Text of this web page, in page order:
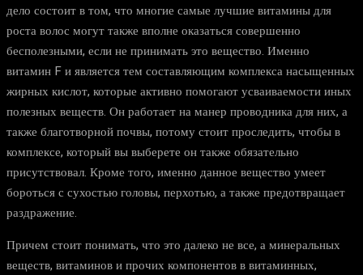
дело состоит в том, что многие самые лучшие витамины для
роста волос могут также вполне оказаться совершенно
бесполезными, если не принимать это вещество. Именно
витамин F и является тем составляющим комплекса насыщенных
жирных кислот, которые активно помогают усваиваемости иных
полезных веществ. Он работает на манер проводника для них, а
также благотворной почвы, потому стоит проследить, чтобы в
комплексе, который вы выберете он также обязательно
присутствовал. Кроме того, именно данное вещество умеет
бороться с сухостью головы, перхотью, а также предотвращает
раздражение.
Причем стоит понимать, что это далеко не все, а минеральных
веществ, витаминов и прочих компонентов в витаминных,